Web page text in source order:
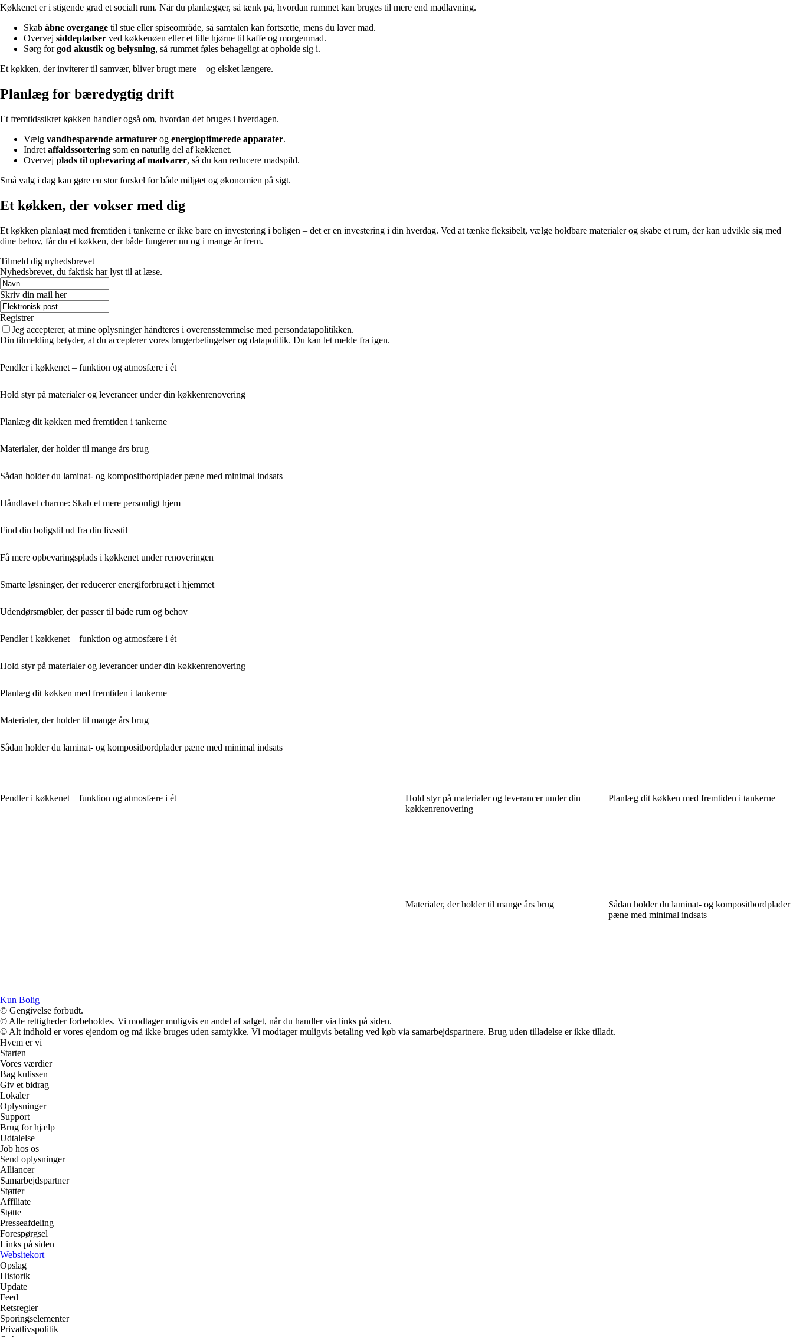
Køkkenet er i stigende grad et socialt rum. Når du planlægger, så tænk på, hvordan rummet kan bruges til mere end madlavning.
Skab åbne overgange til stue eller spiseområde, så samtalen kan fortsætte, mens du laver mad.
Overvej siddepladser ved køkkenøen eller et lille hjørne til kaffe og morgenmad.
Sørg forgod akustik og belysning, så rummet føles behageligt at opholde sig i.
Et køkken, der inviterer til samvær, bliver brugt mere – og elsket længere.
Planlæg for bæredygtig drift
Et fremtidssikret køkken handler også om, hvordan det bruges i hverdagen.
Vælg vandbesparende armaturer og energioptimerede apparater.
Indret affaldssortering som en naturlig del af køkkenet.
Overvej plads til opbevaring af madvarer, så du kan reducere madspild.
Små valg i dag kan gøre en stor forskel for både miljøet og økonomien på sigt.
Et køkken, der vokser med dig
Et køkken planlagt med fremtiden i tankerne er ikke bare en investering i boligen – det er en investering i din hverdag. Ved at tænke fleksibelt, vælge holdbare materialer og skabe et rum, der kan udvikle sig med
dine behov, får du et køkken, der både fungerer nu og i mange år frem.
Tilmeld dig nyhedsbrevet
Nyhedsbrevet, du faktisk har lyst til at læse.
Skriv din mail her
Registrer
Jeg accepterer, at mine oplysninger håndteres i overensstemmelse med persondatapolitikken.
Din tilmelding betyder, at du accepterer vores brugerbetingelser og datapolitik. Du kan let melde fra igen.
Pendler i køkkenet – funktion og atmosfære i ét
Hold styr på materialer og leverancer under din køkkenrenovering
Planlæg dit køkken med fremtiden i tankerne
Materialer, der holder til mange års brug
Sådan holder du laminat- og kompositbordplader pæne med minimal indsats
Håndlavet charme: Skab et mere personligt hjem
Find din boligstil ud fra din livsstil
Få mere opbevaringsplads i køkkenet under renoveringen
Smarte løsninger, der reducerer energiforbruget i hjemmet
Udendørsmøbler, der passer til både rum og behov
Pendler i køkkenet – funktion og atmosfære i ét
Hold styr på materialer og leverancer under din køkkenrenovering
Planlæg dit køkken med fremtiden i tankerne
Materialer, der holder til mange års brug
Sådan holder du laminat- og kompositbordplader pæne med minimal indsats
Pendler i køkkenet – funktion og atmosfære i ét
Hold styr på materialer og leverancer under din
køkkenrenovering
Planlæg dit køkken med fremtiden i tankerne
Materialer, der holder til mange års brug
Sådan holder du laminat- og kompositbordplader
pæne med minimal indsats
Kun Bolig
© Gengivelse forbudt.
© Alle rettigheder forbeholdes. Vi modtager muligvis en andel af salget, når du handler via links på siden.
© Alt indhold er vores ejendom og må ikke bruges uden samtykke. Vi modtager muligvis betaling ved køb via samarbejdspartnere. Brug uden tilladelse er ikke tilladt.
Hvem er vi
Starten
Vores værdier
Bag kulissen
Giv et bidrag
Lokaler
Oplysninger
Support
Brug for hjælp
Udtalelse
Job hos os
Send oplysninger
Alliancer
Samarbejdspartner
Støtter
Affiliate
Støtte
Presseafdeling
Forespørgsel
Links på siden
Websitekort
Opslag
Historik
Update
Feed
Retsregler
Sporingselementer
Privatlivspolitik